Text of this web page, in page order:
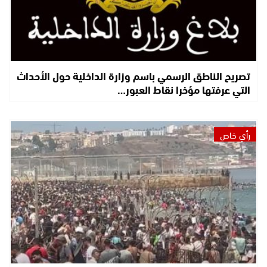
تصريح الناطق الرسمي باسم وزارة الداخلية حول الأحداث
التي عرفتها مؤخرا نقاط العبور…
رأي خاص